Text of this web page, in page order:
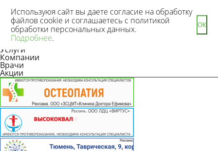
Новости
Статьи
Услуги
Компании
Врачи
Акции
Используюя сайт вы даете согласие на обработку
файлов cookie и соглашаетесь с политикой
обработки персональных данных.
Подробнее.
ОК